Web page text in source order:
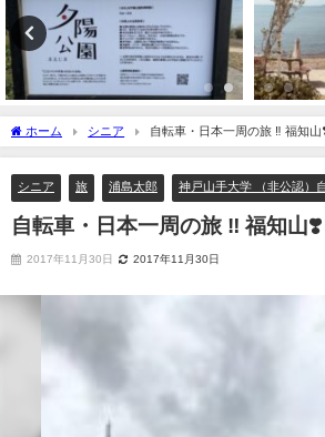
ホーム シニア 自転車・日本一
シニア 旅 浦島太郎 神戸山手大学 （非公認）
自転車・日本一周の旅 ‼︎ 福知山❣️
2017年11月30日 2017年11月30日